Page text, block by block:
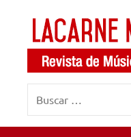
contenido
LaCarne
Magazine
de
música
internacional